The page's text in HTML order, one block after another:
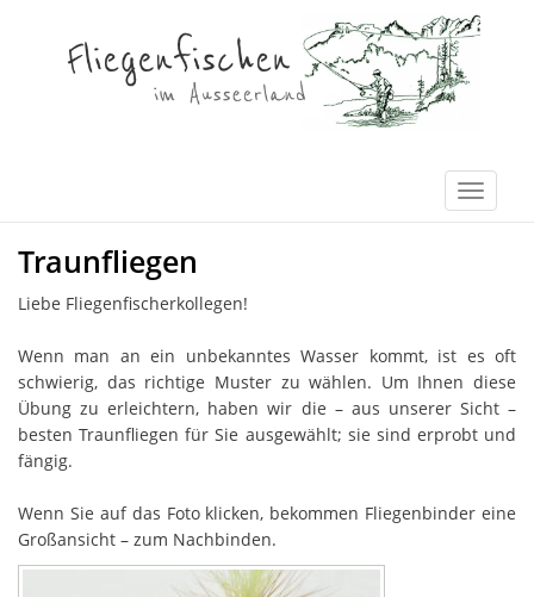
Traunfliegen
Liebe Fliegenfischerkollegen!
Wenn man an ein unbekanntes Wasser kommt, ist es oft
schwierig, das richtige Muster zu wählen. Um Ihnen diese
Übung zu erleichtern, haben wir die – aus unserer Sicht –
besten Traunfliegen für Sie ausgewählt; sie sind erprobt und
fängig.
Wenn Sie auf das Foto klicken, bekommen Fliegenbinder eine
Großansicht – zum Nachbinden.